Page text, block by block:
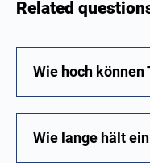
Related
Wie hoch
Wie lange hält